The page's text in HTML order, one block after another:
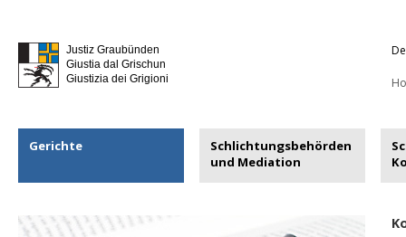
Justiz Graubünden
Giustia dal Grischun
Giustizia dei Grigioni
Gerichte
Schlichtungsbehörden
und Mediation